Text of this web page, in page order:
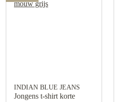
INDIAN BLUE JEANS
Jongens t-shirt korte